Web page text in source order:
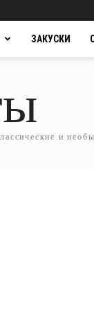
ЗАКУСКИ
и